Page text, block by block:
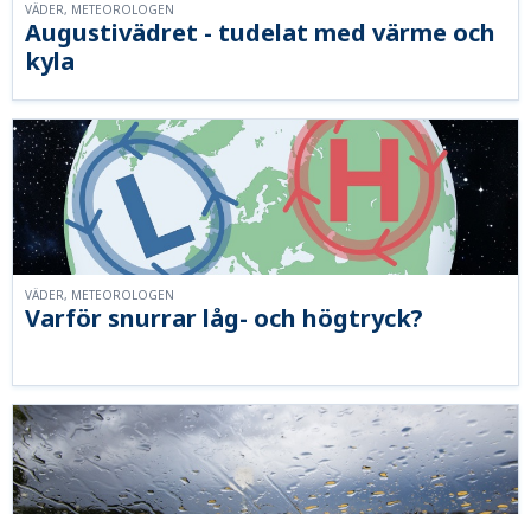
Augustivädret - tudelat med värme och
kyla
VÄDER, METEOROLOGEN
Varför snurrar låg- och högtryck?
VÄDER, METEOROLOGEN